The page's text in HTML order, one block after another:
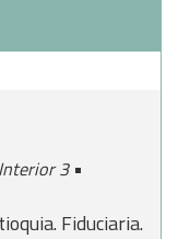
3 •
Fiduciaria.